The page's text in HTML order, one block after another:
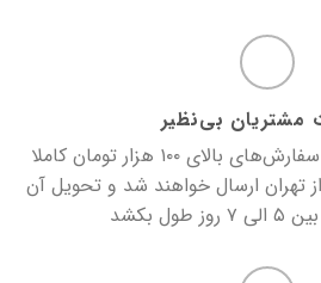
مشتریان بی‌نظیر
هزینه حمل و نقل برای سفارش‌های بالای ۱۰۰ هزار تومان کاملا
تهران ارسال خواهند شد و تحویل آن